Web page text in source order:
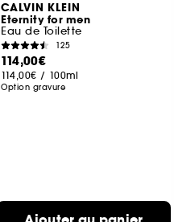
CALVIN KLEIN
Eternity for men
Eau de Toilette
125
114,00€
114,00€ / 100ml
Option gravure